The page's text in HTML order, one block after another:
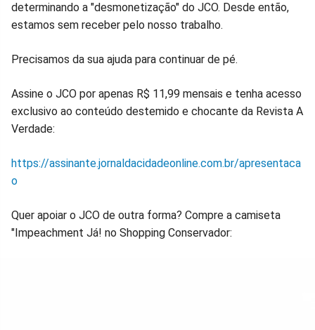
determinando a "desmonetização" do JCO. Desde então,
estamos sem receber pelo nosso trabalho.
Precisamos da sua ajuda para continuar de pé.
Assine o JCO por apenas R$ 11,99 mensais e tenha acesso
exclusivo ao conteúdo destemido e chocante da Revista A
Verdade:
https://assinante.jornaldacidadeonline.com.br/apresentaca
o
Quer apoiar o JCO de outra forma? Compre a camiseta
"Impeachment Já! no Shopping Conservador: